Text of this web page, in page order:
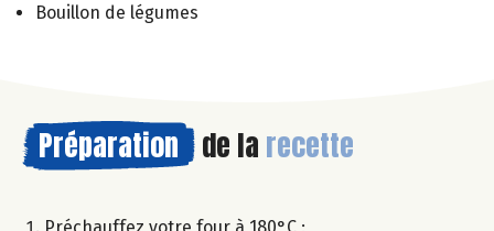
Bouillon de légumes
Préparation de la recette